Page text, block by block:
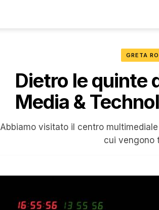
GRETA
Dietro le quinte
Media &
Abbiamo visitato il centro
cui vengono